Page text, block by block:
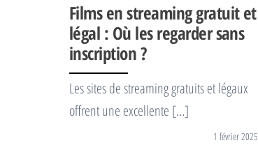
Films en streaming gratuit et
légal : Où les regarder sans
inscription ?
Les sites de streaming gratuits et légaux
offrent une excellente […]
1 février 2025